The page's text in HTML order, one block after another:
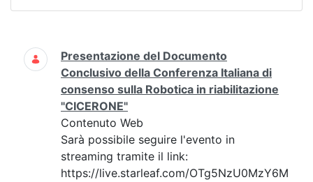
Ricerca
Presentazione del Documento
Conclusivo della Conferenza Italiana di
consenso sulla Robotica in riabilitazione
"CICERONE"
Contenuto Web
Sarà possibile seguire l'evento in
streaming tramite il link:
https://live.starleaf.com/OTg5NzU0MzY6M